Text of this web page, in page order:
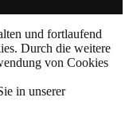
und fortlaufend
Durch die weitere
von Cookies
in unserer